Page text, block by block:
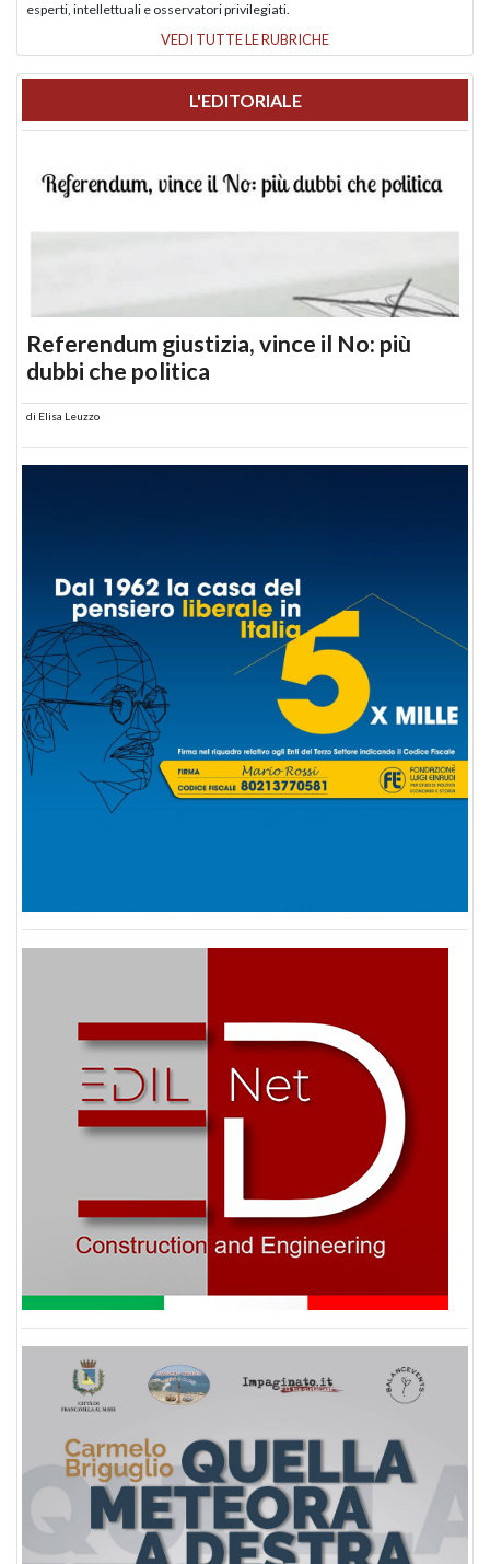
esperti, intellettuali e osservatori privilegiati.
VEDI TUTTE LE RUBRICHE
L'EDITORIALE
Referendum giustizia, vince il No: più
dubbi che politica
di Elisa Leuzzo